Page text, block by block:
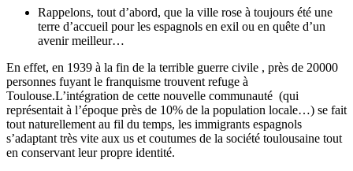
Rappelons, tout d’abord, que la ville rose à toujours été une
terre d’accueil pour les espagnols en exil ou en quête d’un
avenir meilleur…
En effet, en 1939 à la fin de la terrible guerre civile , près de 20000
personnes fuyant le franquisme trouvent refuge à
Toulouse.L’intégration de cette nouvelle communauté (qui
représentait à l’époque près de 10% de la population locale…) se fait
tout naturellement au fil du temps, les immigrants espagnols
s’adaptant très vite aux us et coutumes de la société toulousaine tout
en conservant leur propre identité.